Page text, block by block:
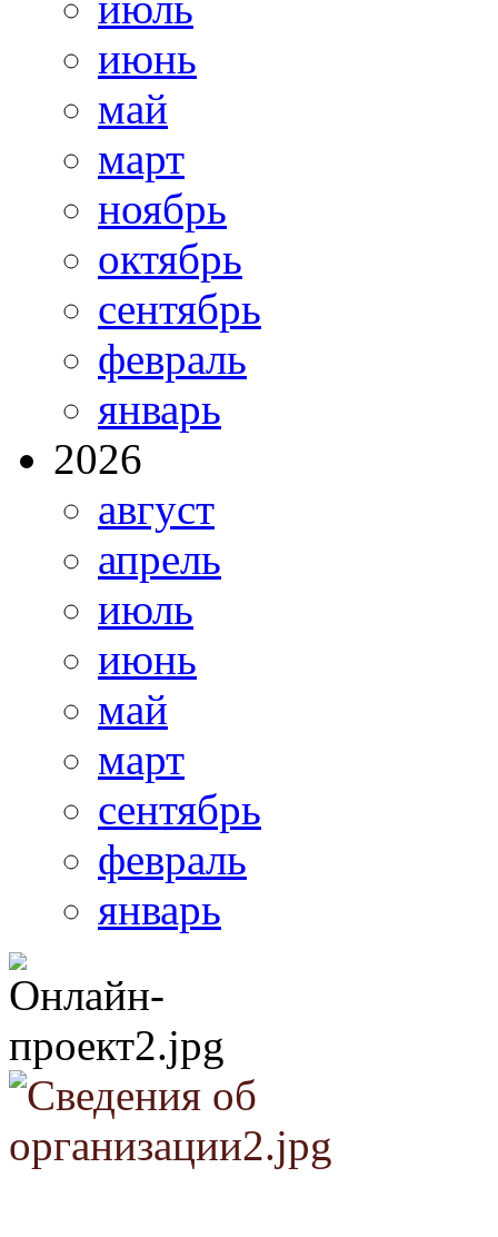
июнь
май
март
ноябрь
октябрь
сентябрь
февраль
январь
2026
август
апрель
июль
июнь
май
март
сентябрь
февраль
январь